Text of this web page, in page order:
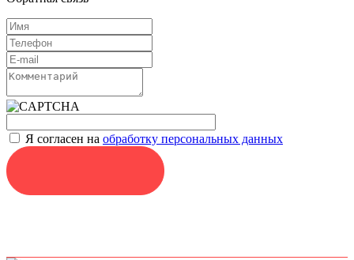
Я согласен на обработку персональных данных